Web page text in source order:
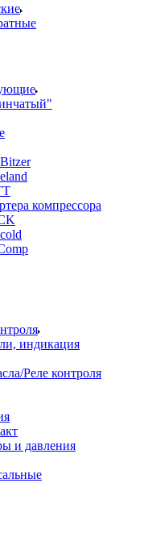
компрессора
индикация
Реле контроля
и давления